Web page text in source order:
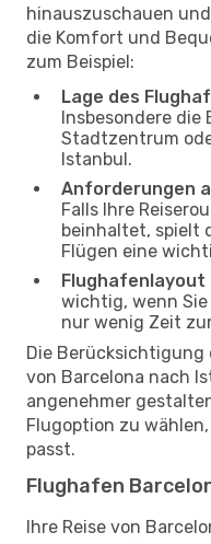
hinauszuschauen
die Komfort und
zum Beispiel:
Lage des
Insbesondere
Stadtzentrum
Istanbul.
Anforderungen
Falls Ihre
beinhaltet, spielt
Flügen eine
Flughafenlayout
wichtig, wenn Sie
nur wenig Zeit
Die Berücksichtigung
von Barcelona nach
angenehmer
Flugoption zu
passt.
Flughafen
Ihre Reise von